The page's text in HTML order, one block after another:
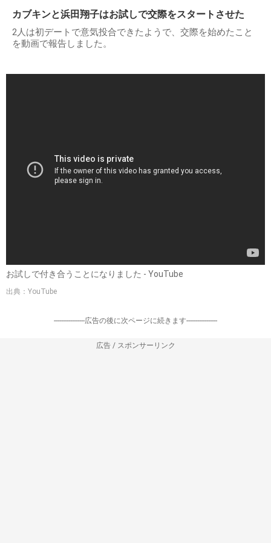
カブキンと浜田翔子はお試しで交際をスタートさせた
2人は初デートで意気投合できたようで、交際を始めたこと
を動画で報告しました。
お試しで付き合うことになりました - YouTube
出典：YouTube
-----------------広告の後に次ページに続きます-----------------
広告 / スポンサーリンク